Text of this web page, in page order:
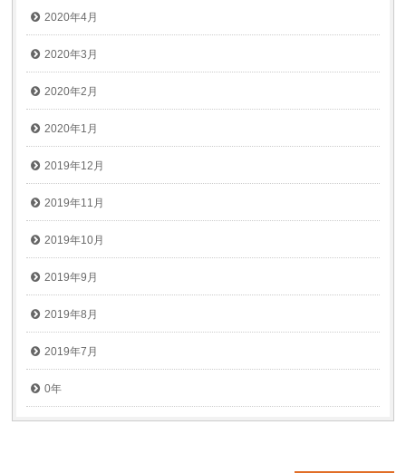
2020年4月
2020年3月
2020年2月
2020年1月
2019年12月
2019年11月
2019年10月
2019年9月
2019年8月
2019年7月
0年